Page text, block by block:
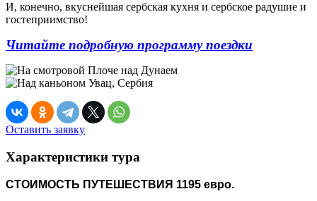
И, конечно, вкуснейшая сербская кухня и сербское радушие и
гостеприимство!
Читайте подробную программу поездки
Оставить заявку
Характеристики тура
СТОИМОСТЬ ПУТЕШЕСТВИЯ 1195 евро.